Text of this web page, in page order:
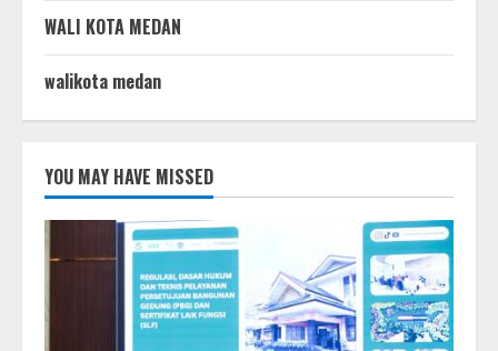
WALI KOTA MEDAN
walikota medan
YOU MAY HAVE MISSED